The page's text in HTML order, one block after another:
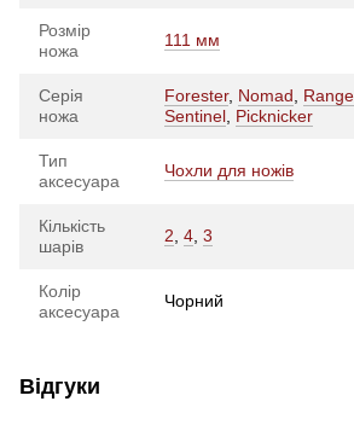
Розмір
ножа
111 мм
Серія
ножа
Forester, Nomad
Sentinel Picknicker
Тип
аксесуара
Чохли для ножів
Кількість
шарів
2 4 3
Колір
аксесуара
Чорний
Відгуки